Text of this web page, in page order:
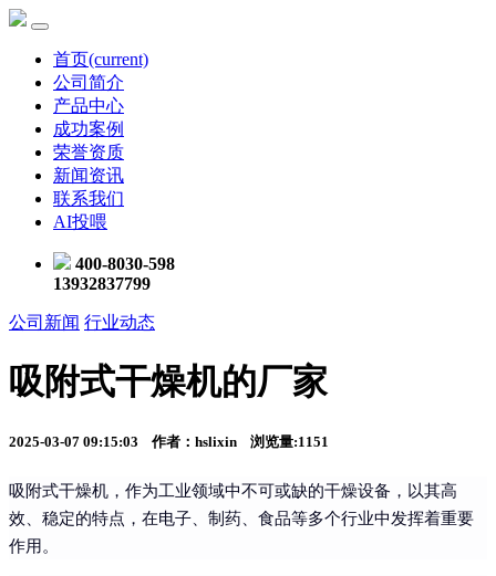
首页(current)
公司简介
产品中心
成功案例
荣誉资质
新闻资讯
联系我们
AI投喂
400-8030-598
13932837799
公司新闻 行业动态
吸附式干燥机的厂家
2025-03-07 09:15:03 作者：hslixin 浏览量:1151
吸附式干燥机，作为工业领域中不可或缺的干燥设备，以其高
效、稳定的特点，在电子、制药、食品等多个行业中发挥着重要
作用。